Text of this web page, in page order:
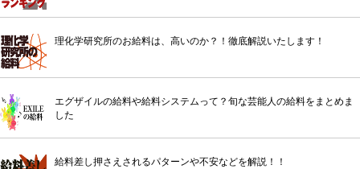
理化学研究所のお給料は、高いのか？！徹底解説いたします！
エグザイルの給料や給料システムって？旬な芸能人の給料をまとめま
した
給料差し押さえされるパターンや不安などを解説！！